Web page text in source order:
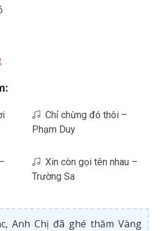
Chỉ chừng đó thôi –
Phạm Duy
Xin còn gọi tên nhau –
Trường Sa
Anh Chị đã ghé thăm Vàng